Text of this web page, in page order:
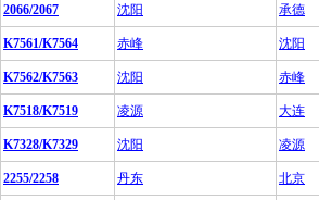
2066/2067 沈阳 承德
K7561/K7564 赤峰 沈阳
K7562/K7563 沈阳 赤峰
K7518/K7519 凌源 大连
K7328/K7329 沈阳 凌源
2255/2258 丹东 北京